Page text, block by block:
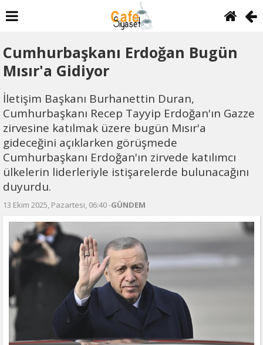
Cumhurbaşkanı Erdoğan Bugün
Mısır'a Gidiyor
İletişim Başkanı Burhanettin Duran,
Cumhurbaşkanı Recep Tayyip Erdoğan'ın Gazze
zirvesine katılmak üzere bugün Mısır'a
gideceğini açıklarken görüşmede
Cumhurbaşkanı Erdoğan'ın zirvede katılımcı
ülkelerin liderleriyle istişarelerde bulunacağını
duyurdu.
13 Ekim 2025, Pazartesi, 06:40 -GÜNDEM